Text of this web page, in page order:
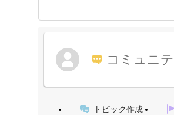
コミュニ
トピック作成